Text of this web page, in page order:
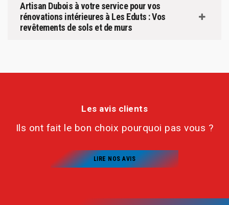
Artisan Dubois à votre service pour vos
rénovations intérieures à Les Eduts : Vos
revêtements de sols et de murs
Les avis clients
Ils ont fait le bon choix pourquoi pas vous ?
LIRE NOS AVIS